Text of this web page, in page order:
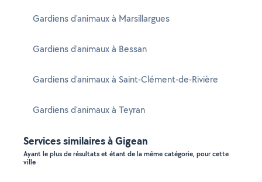
Gardiens d'animaux à Marsillargues
Gardiens d'animaux à Bessan
Gardiens d'animaux à Saint-Clément-de-Rivière
Gardiens d'animaux à Teyran
Services similaires à Gigean
Ayant le plus de résultats et étant de la même catégorie, pour cette
ville